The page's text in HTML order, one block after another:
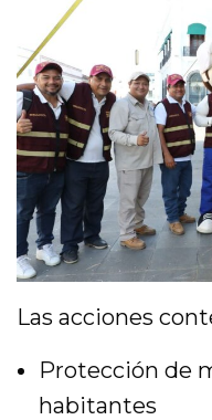
Las acciones
Protección de
habitantes